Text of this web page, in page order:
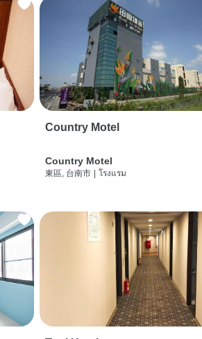
Country Motel
Country Motel
東區, 台南市 โรงแรม